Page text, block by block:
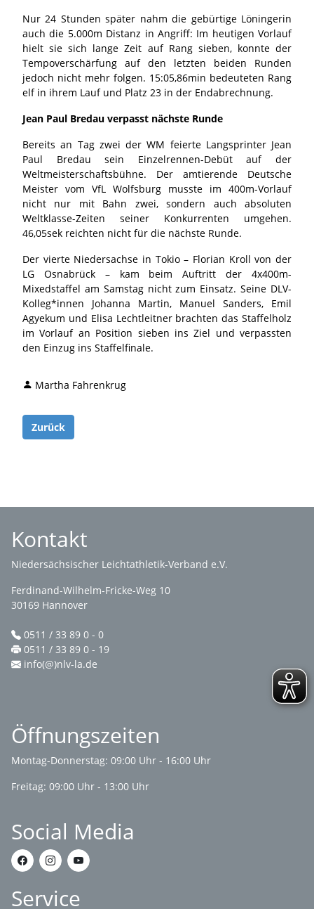
Nur 24 Stunden später nahm die gebürtige Löningerin
auch die 5.000m Distanz in Angriff: Im heutigen Vorlauf
hielt sie sich lange Zeit auf Rang sieben, konnte der
Tempoverschärfung auf den letzten beiden Runden
jedoch nicht mehr folgen. 15:05,86min bedeuteten Rang
elf in ihrem Lauf und Platz 23 in der Endabrechnung.
Jean Paul Bredau verpasst nächste Runde
Bereits an Tag zwei der WM feierte Langsprinter Jean
Paul Bredau sein Einzelrennen-Debüt auf der
Weltmeisterschaftsbühne. Der amtierende Deutsche
Meister vom VfL Wolfsburg musste im 400m-Vorlauf
nicht nur mit Bahn zwei, sondern auch absoluten
Weltklasse-Zeiten seiner Konkurrenten umgehen.
46,05sek reichten nicht für die nächste Runde.
Der vierte Niedersachse in Tokio – Florian Kroll von der
LG Osnabrück – kam beim Auftritt der 4x400m-
Mixedstaffel am Samstag nicht zum Einsatz. Seine DLV-
Kolleg*innen Johanna Martin, Manuel Sanders, Emil
Agyekum und Elisa Lechtleitner brachten das Staffelholz
im Vorlauf an Position sieben ins Ziel und verpassten
den Einzug ins Staffelfinale.
Martha Fahrenkrug
Zurück
Kontakt
Niedersächsischer Leichtathletik-Verband e.V.
Ferdinand-Wilhelm-Fricke-Weg 10
30169 Hannover
0511 / 33 89 0 - 0
0511 / 33 89 0 - 19
info(@)nlv-la.de
Öffnungszeiten
Montag-Donnerstag: 09:00 Uhr - 16:00 Uhr
Freitag: 09:00 Uhr - 13:00 Uhr
Social Media
Service